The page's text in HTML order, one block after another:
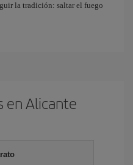
la tradición: saltar el fuego
en Alicante